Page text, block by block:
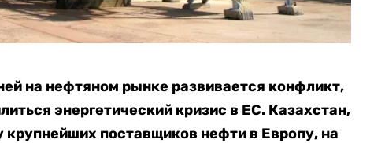
на нефтяном рынке развивается конфликт,
энергетический кризис в ЕС. Казахстан,
крупнейших поставщиков нефти в Европу, на